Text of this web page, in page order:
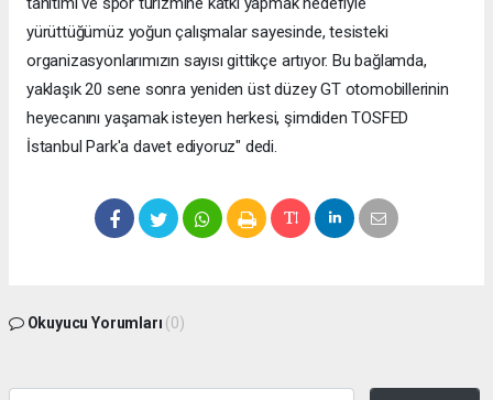
yürüttüğümüz yoğun çalışmalar sayesinde, tesisteki
organizasyonlarımızın sayısı gittikçe artıyor. Bu bağlamda,
yaklaşık 20 sene sonra yeniden üst düzey GT otomobillerinin
heyecanını yaşamak isteyen herkesi, şimdiden TOSFED
İstanbul Park'a davet ediyoruz" dedi.
Okuyucu Yorumları (0)